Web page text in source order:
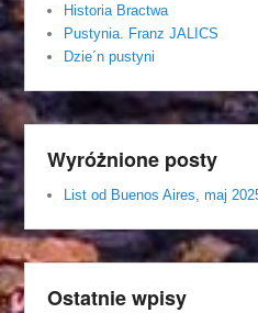
Historia Bractwa
Pustynia. Franz JALICS
Dzie´n pustyni
Wyróżnione posty
List od Buenos Aires, maj
Ostatnie wpisy